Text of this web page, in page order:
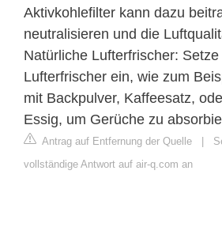
Aktivkohlefilter kann dazu
neutralisieren und die
Natürliche Lufterfrischer:
Lufterfrischer ein, wie zum
mit Backpulver, Kaffeesatz,
Essig, um Gerüche zu
Antrag auf Entfernung der Quelle |
vollständige Antwort auf air-q.com an